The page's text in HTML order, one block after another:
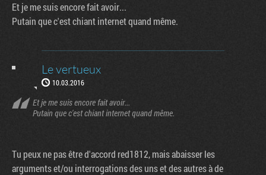
Et je me suis encore fait avoir...
Putain que c'est chiant internet quand même.
Le vertueux
10.03.2016
Et je me suis encore fait avoir...
Putain que c'est chiant internet quand même.
Tu peux ne pas être d'accord red1812, mais abaisser les
arguments et/ou interrogations des uns et des autres à de